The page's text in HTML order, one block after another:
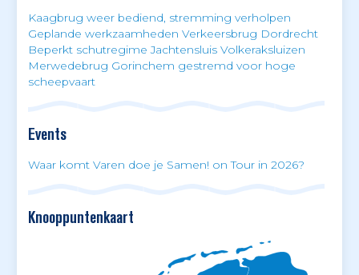
Kaagbrug weer bediend, stremming verholpen
Geplande werkzaamheden Verkeersbrug Dordrecht
Beperkt schutregime Jachtensluis Volkeraksluizen
Merwedebrug Gorinchem gestremd voor hoge
scheepvaart
Events
Waar komt Varen doe je Samen! on Tour in 2026?
Knooppuntenkaart